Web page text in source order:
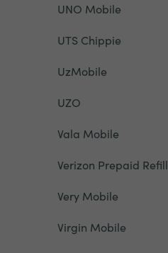
UNO Mobile
UTS Chippie
UzMobile
UZO
Vala Mobile
Verizon Prepaid Refill
Very Mobile
Virgin Mobile